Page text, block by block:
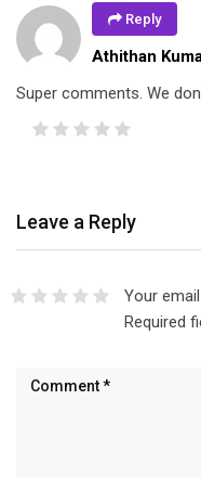
Reply
Athithan
Super comments. We
Leave a Reply
Your
Required